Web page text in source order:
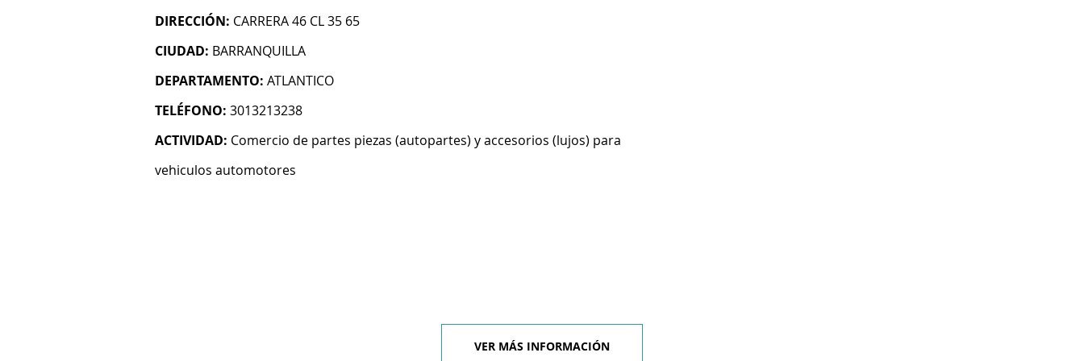
DIRECCIÓN: CARRERA 46 CL 35 65
CIUDAD: BARRANQUILLA
DEPARTAMENTO: ATLANTICO
TELÉFONO: 3013213238
ACTIVIDAD: Comercio de partes piezas (autopartes) y accesorios (lujos) para
vehiculos automotores
VER MÁS INFORMACIÓN